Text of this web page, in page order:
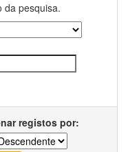
da pesquisa.
registos por: